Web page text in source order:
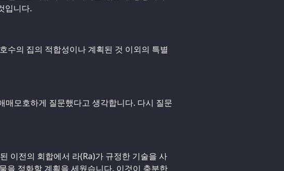
입니다.
수의 집의 적합성이나 계획된 것 이외의 특별
매모호하게 질문했다고 생각합니다. 다시 질문
이전의 회합에서 라(Ra)가 규정한 기술을 사
을 정화할 계획을 세웠습니다. 이것이 충분한